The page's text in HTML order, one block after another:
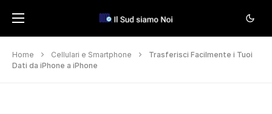
Home Cellulari e Smartphone
Trasferisci Facilmente i Tuoi
Dati da iPhone a iPhone